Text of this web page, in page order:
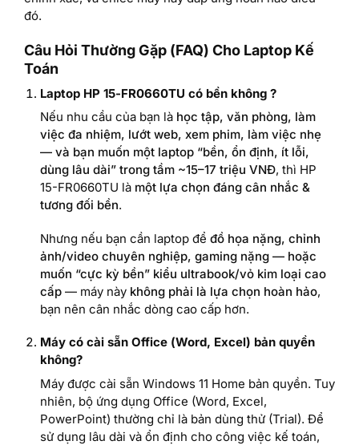
đó.
Câu Hỏi Thường Gặp (FAQ) Cho Laptop Kế
Toán
Laptop HP 15-FR0660TU có bền không ?
Nếu nhu cầu của bạn là học tập, văn phòng, làm
việc đa nhiệm, lướt web, xem phim, làm việc nhẹ
— và bạn muốn một laptop “bền, ổn định, ít lỗi,
dùng lâu dài” trong tầm ~15–17 triệu VNĐ, thì HP
15-FR0660TU là một lựa chọn đáng cân nhắc &
tương đối bền.
Nhưng nếu bạn cần laptop để đồ họa nặng, chỉnh
ảnh/video chuyên nghiệp, gaming nặng — hoặc
muốn “cực kỳ bền” kiểu ultrabook/vỏ kim loại cao
cấp— máy này không phải là lựa chọn hoàn hảo,
bạn nên cân nhắc dòng cao cấp hơn.
Máy có cài sẵn Office (Word, Excel) bản quyền
không?
Máy được cài sẵn Windows 11 Home bản quyền. Tuy
nhiên, bộ ứng dụng Office (Word, Excel,
PowerPoint) thường chỉ là bản dùng thử (Trial). Để
sử dụng lâu dài và ổn định cho công việc kế toán,